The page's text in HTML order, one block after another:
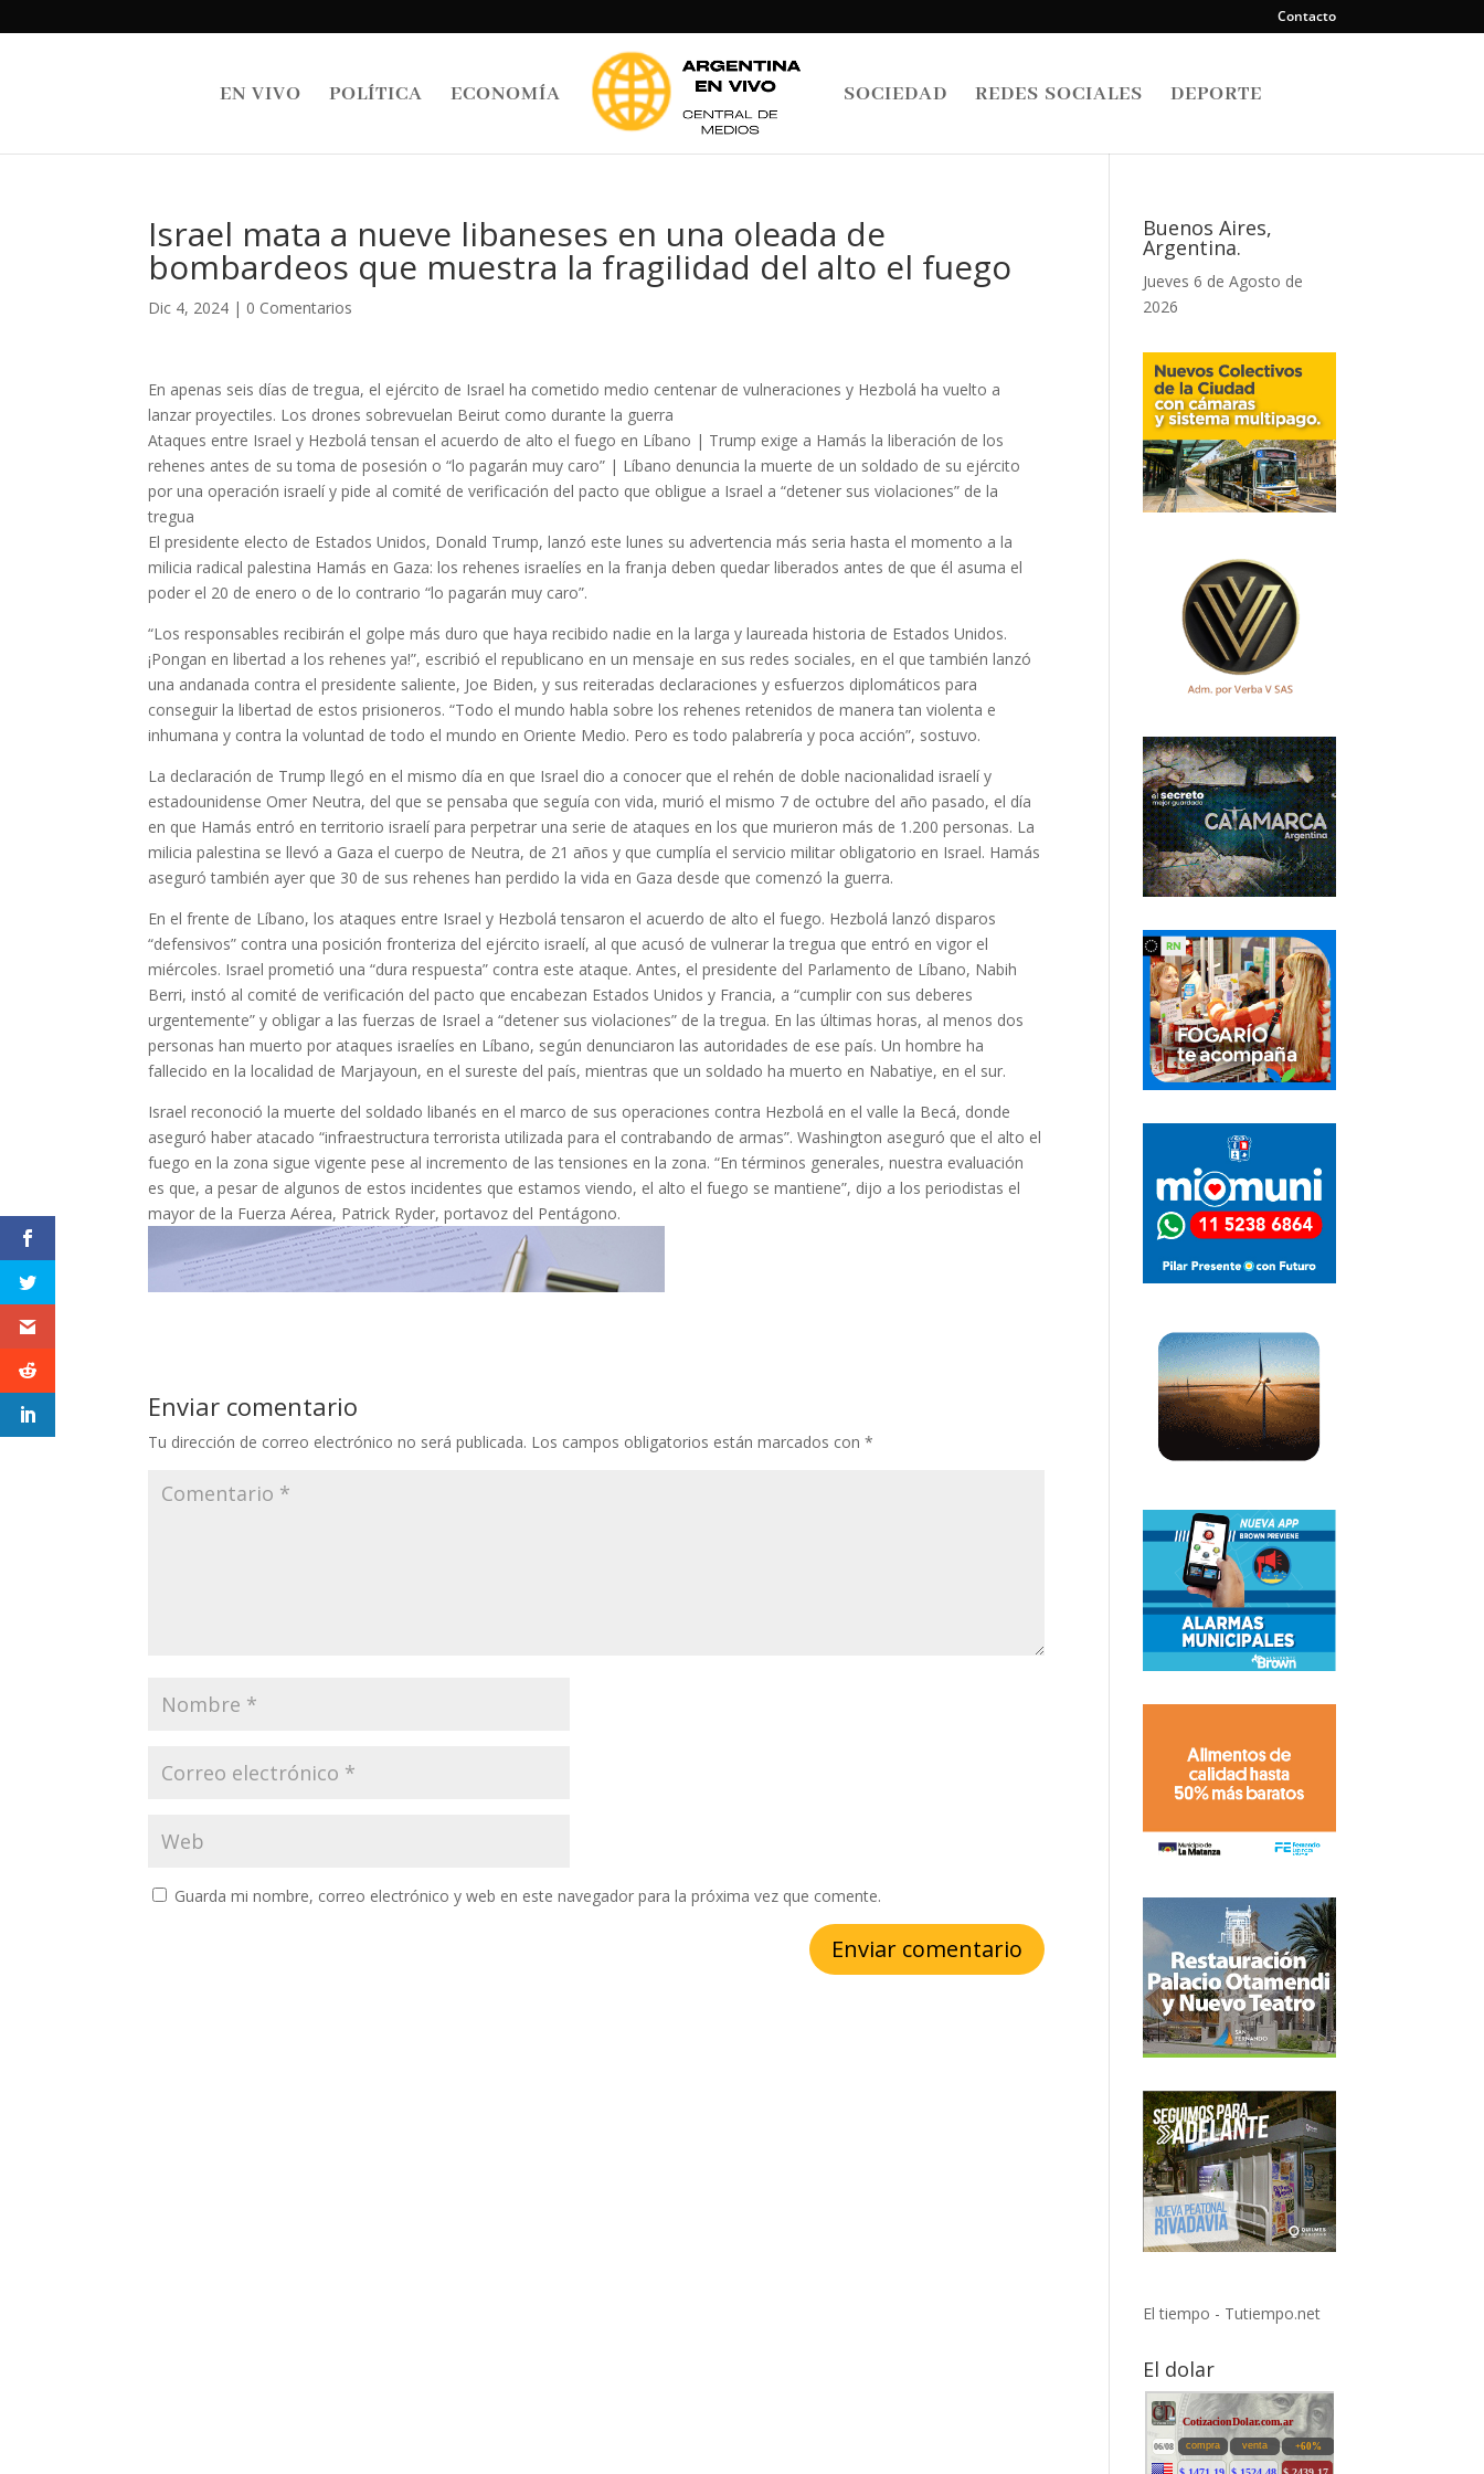
Contacto
EN VIVO POLÍTICA ECONOMÍA SOCIEDAD REDES SOCIALES DEPORTE
Israel mata a nueve libaneses en una oleada de
bombardeos que muestra la fragilidad del alto el fuego
Dic 4, 2024 | 0 Comentarios
En apenas seis días de tregua, el ejército de Israel ha cometido medio centenar de vulneraciones y Hezbolá ha vuelto a
lanzar proyectiles. Los drones sobrevuelan Beirut como durante la guerra
Ataques entre Israel y Hezbolá tensan el acuerdo de alto el fuego en Líbano | Trump exige a Hamás la liberación de los
rehenes antes de su toma de posesión o “lo pagarán muy caro” | Líbano denuncia la muerte de un soldado de su ejército
por una operación israelí y pide al comité de verificación del pacto que obligue a Israel a “detener sus violaciones” de la
tregua
El presidente electo de Estados Unidos, Donald Trump, lanzó este lunes su advertencia más seria hasta el momento a la
milicia radical palestina Hamás en Gaza: los rehenes israelíes en la franja deben quedar liberados antes de que él asuma el
poder el 20 de enero o de lo contrario “lo pagarán muy caro”.
“Los responsables recibirán el golpe más duro que haya recibido nadie en la larga y laureada historia de Estados Unidos.
¡Pongan en libertad a los rehenes ya!”, escribió el republicano en un mensaje en sus redes sociales, en el que también lanzó
una andanada contra el presidente saliente, Joe Biden, y sus reiteradas declaraciones y esfuerzos diplomáticos para
conseguir la libertad de estos prisioneros. “Todo el mundo habla sobre los rehenes retenidos de manera tan violenta e
inhumana y contra la voluntad de todo el mundo en Oriente Medio. Pero es todo palabrería y poca acción”, sostuvo.
La declaración de Trump llegó en el mismo día en que Israel dio a conocer que el rehén de doble nacionalidad israelí y
estadounidense Omer Neutra, del que se pensaba que seguía con vida, murió el mismo 7 de octubre del año pasado, el día
en que Hamás entró en territorio israelí para perpetrar una serie de ataques en los que murieron más de 1.200 personas. La
milicia palestina se llevó a Gaza el cuerpo de Neutra, de 21 años y que cumplía el servicio militar obligatorio en Israel. Hamás
aseguró también ayer que 30 de sus rehenes han perdido la vida en Gaza desde que comenzó la guerra.
En el frente de Líbano, los ataques entre Israel y Hezbolá tensaron el acuerdo de alto el fuego. Hezbolá lanzó disparos
“defensivos” contra una posición fronteriza del ejército israelí, al que acusó de vulnerar la tregua que entró en vigor el
miércoles. Israel prometió una “dura respuesta” contra este ataque. Antes, el presidente del Parlamento de Líbano, Nabih
Berri, instó al comité de verificación del pacto que encabezan Estados Unidos y Francia, a “cumplir con sus deberes
urgentemente” y obligar a las fuerzas de Israel a “detener sus violaciones” de la tregua. En las últimas horas, al menos dos
personas han muerto por ataques israelíes en Líbano, según denunciaron las autoridades de ese país. Un hombre ha
fallecido en la localidad de Marjayoun, en el sureste del país, mientras que un soldado ha muerto en Nabatiye, en el sur.
Israel reconoció la muerte del soldado libanés en el marco de sus operaciones contra Hezbolá en el valle la Becá, donde
aseguró haber atacado “infraestructura terrorista utilizada para el contrabando de armas”. Washington aseguró que el alto el
fuego en la zona sigue vigente pese al incremento de las tensiones en la zona. “En términos generales, nuestra evaluación
es que, a pesar de algunos de estos incidentes que estamos viendo, el alto el fuego se mantiene”, dijo a los periodistas el
mayor de la Fuerza Aérea, Patrick Ryder, portavoz del Pentágono.
Enviar comentario
Tu dirección de correo electrónico no será publicada. Los campos obligatorios están marcados con*
Guarda mi nombre, correo electrónico y web en este navegador para la próxima vez que comente.
Buenos Aires,
Argentina.
Jueves 6 de Agosto de
2026
El tiempo - Tutiempo.net
El dolar